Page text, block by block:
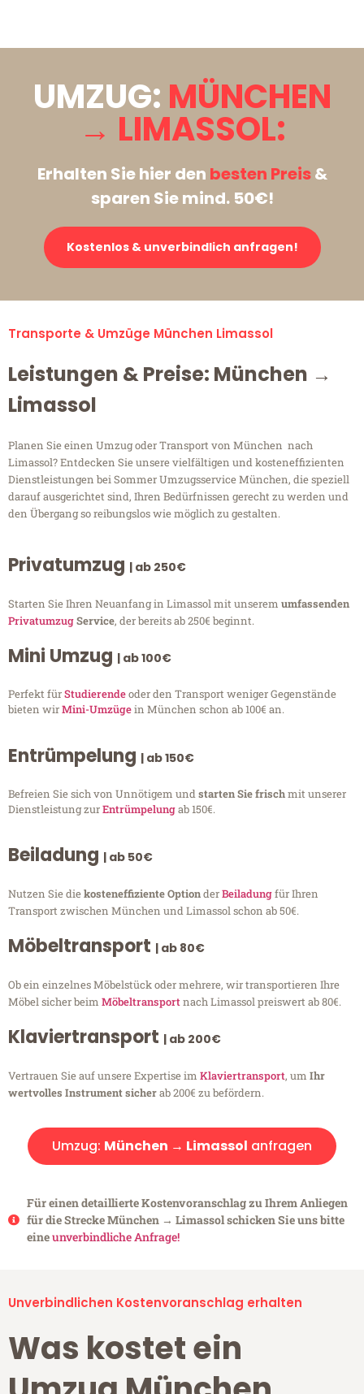
UMZUG: MÜNCHEN
→ LIMASSOL:
Erhalten Sie hier den besten Preis&
sparen Sie mind. 50€!
Kostenlos & unverbindlich anfragen!
Transporte & Umzüge München Limassol
Leistungen & Preise: München →
Limassol
Planen Sie einen Umzug oder Transport von München nach
Limassol? Entdecken Sie unsere vielfältigen und kosteneffizienten
Dienstleistungen bei Sommer Umzugsservice München, die speziell
darauf ausgerichtet sind, Ihren Bedürfnissen gerecht zu werden und
den Übergang so reibungslos wie möglich zu gestalten.
Privatumzug | ab 250€
Starten Sie Ihren Neuanfang in Limassol mit unserem umfassenden
PrivatumzugService, der bereits ab 250€ beginnt.
Mini Umzug | ab 100€
Perfekt fürStudierendeoder den Transport weniger Gegenstände
bieten wirMini-Umzügein München schon ab 100€ an.
Entrümpelung | ab 150€
Befreien Sie sich von Unnötigem undstarten Sie frischmit unserer
Dienstleistung zurEntrümpelungab 150€.
Beiladung | ab 50€
Nutzen Sie diekosteneffiziente OptionderBeiladungfür Ihren
Transport zwischen München und Limassol schon ab 50€.
Möbeltransport | ab 80€
Ob ein einzelnes Möbelstück oder mehrere, wir transportieren Ihre
Möbel sicher beim Möbeltransportnach Limassol preiswert ab 80€.
Klaviertransport | ab 200€
Vertrauen Sie auf unsere Expertise im Klaviertransport, um Ihr
wertvolles Instrument sicherab 200€ zu befördern.
Umzug: München → Limassol anfragen
Für einen detaillierte Kostenvoranschlag zu Ihrem Anliegen
für die Strecke München → Limassol schicken Sie uns bitte
eineunverbindliche Anfrage!
Unverbindlichen Kostenvoranschlag erhalten
Was kostet ein